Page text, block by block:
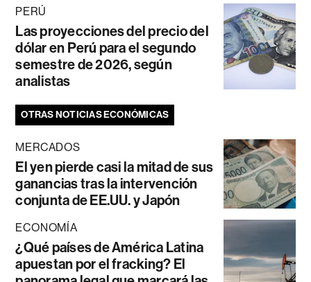
PERÚ
Las proyecciones del precio del
dólar en Perú para el segundo
semestre de 2026, según
analistas
OTRAS NOTICIAS ECONÓMICAS
MERCADOS
El yen pierde casi la mitad de sus
ganancias tras la intervención
conjunta de EE.UU. y Japón
ECONOMÍA
¿Qué países de América Latina
apuestan por el fracking? El